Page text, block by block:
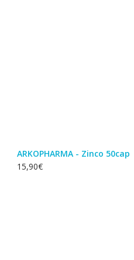
ARKOPHARMA - Zinco 50cap
15,90€